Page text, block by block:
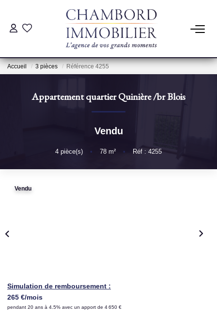
ACHAT
Pré-Estimation
Nos Témoignages
Accueil 3 pièces Référence 4255
Appartement quartier Quinière/brBlois
Vendu
4 pièce(s) • 78 m² • Réf : 4255
Vendu
Simulation de remboursement :
265 €/mois
pendant 20 ans à 4.5% avec un apport de 4 650 €